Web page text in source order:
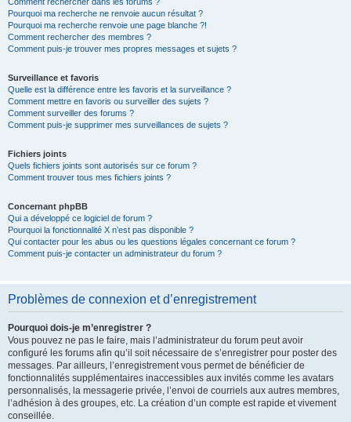
Pourquoi ma recherche ne renvoie aucun résultat ?
Pourquoi ma recherche renvoie une page blanche ?!
Comment rechercher des membres ?
Comment puis-je trouver mes propres messages et sujets ?
Surveillance et favoris
Quelle est la différence entre les favoris et la surveillance ?
Comment mettre en favoris ou surveiller des sujets ?
Comment surveiller des forums ?
Comment puis-je supprimer mes surveillances de sujets ?
Fichiers joints
Quels fichiers joints sont autorisés sur ce forum ?
Comment trouver tous mes fichiers joints ?
Concernant phpBB
Qui a développé ce logiciel de forum ?
Pourquoi la fonctionnalité X n’est pas disponible ?
Qui contacter pour les abus ou les questions légales concernant ce forum ?
Comment puis-je contacter un administrateur du forum ?
Problèmes de connexion et d’enregistrement
Pourquoi dois-je m’enregistrer ?
Vous pouvez ne pas le faire, mais l’administrateur du forum peut avoir
configuré les forums afin qu’il soit nécessaire de s’enregistrer pour poster des
messages. Par ailleurs, l’enregistrement vous permet de bénéficier de
fonctionnalités supplémentaires inaccessibles aux invités comme les avatars
personnalisés, la messagerie privée, l’envoi de courriels aux autres membres,
l’adhésion à des groupes, etc. La création d’un compte est rapide et vivement
conseillée.